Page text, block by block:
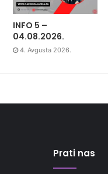
INFO 5 –
04.08.2026.
4. Avgusta 2026.
Prati nas